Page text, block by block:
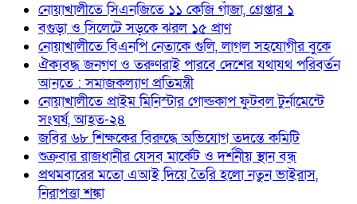
নোয়াখালীতে সিএনজিতে ১১ কেজি গাঁজা, গ্রেপ্তার ১
বগুড়া ও সিলেটে সড়কে ঝরল ১৫ প্রাণ
নোয়াখালীতে বিএনপি নেতাকে গুলি, লাগল সহযোগীর বুকে
ঐক্যবদ্ধ জনগণ ও তরুণরাই পারবে দেশের যথাযথ পরিবর্তন
আনতে : সমাজকল্যাণ প্রতিমন্ত্রী
নোয়াখালীতে প্রাইম মিনিস্টার গোল্ডকাপ ফুটবল টুর্নামেন্টে
সংঘর্ষ, আহত-২৪
জবির ৬৮ শিক্ষকের বিরুদ্ধে অভিযোগ তদন্তে কমিটি
শুক্রবার রাজধানীর যেসব মার্কেট ও দর্শনীয় স্থান বন্ধ
প্রথমবারের মতো এআই দিয়ে তৈরি হলো নতুন ভাইরাস,
নিরাপত্তা শঙ্কা